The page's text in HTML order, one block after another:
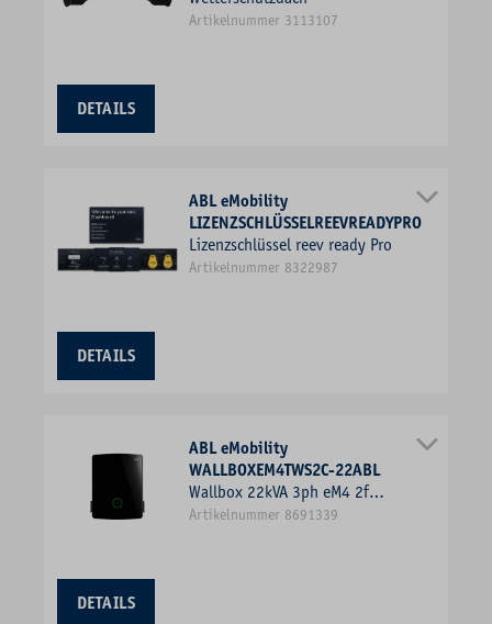
Artikelnummer 3113107
DETAILS
ABL eMobility
LIZENZSCHLÜSSELREEVREADYPRO
Lizenzschlüssel reev ready Pro
Artikelnummer 8322987
DETAILS
ABL eMobility
WALLBOXEM4TWS2C-22ABL
Wallbox 22kVA 3ph eM4 2f
11kW/Ladep IP55
Artikelnummer 8691339
DETAILS